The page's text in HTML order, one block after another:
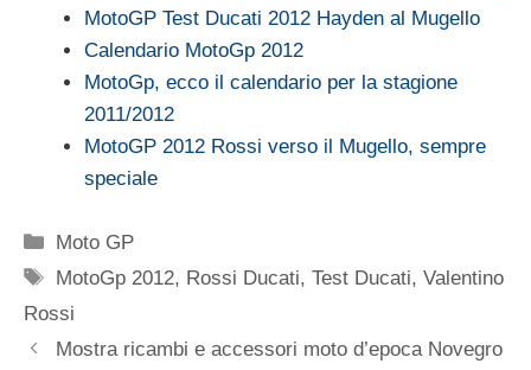
MotoGP Test Ducati 2012 Hayden al Mugello
Calendario MotoGp 2012
MotoGp, ecco il calendario per la stagione
2011/2012
MotoGP 2012 Rossi verso il Mugello, sempre
speciale
Categorie
Moto GP
Tag
MotoGp 2012, Rossi Ducati,Test Ducati,Valentino
Rossi
Mostra ricambi e accessori moto d’epoca Novegro